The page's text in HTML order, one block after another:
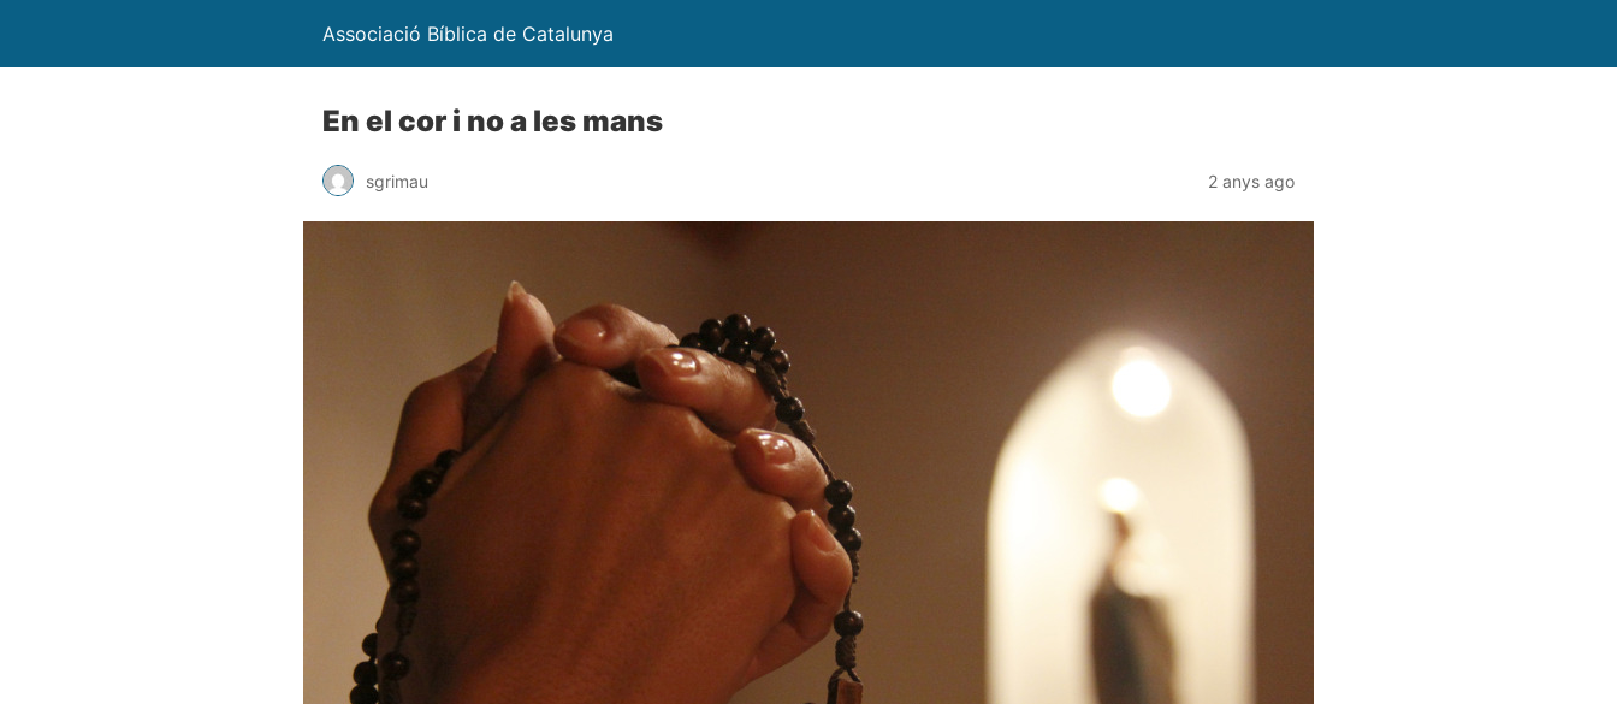
Associació Bíblica de Catalunya
En el cor i no a les mans
sgrimau 2 anys ago